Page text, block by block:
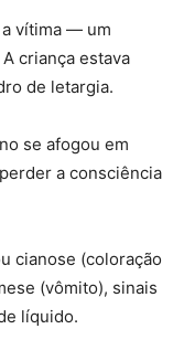
vítima — um
criança estava
de letargia.
se afogou em
a consciência
cianose (coloração
(vômito), sinais
líquido.